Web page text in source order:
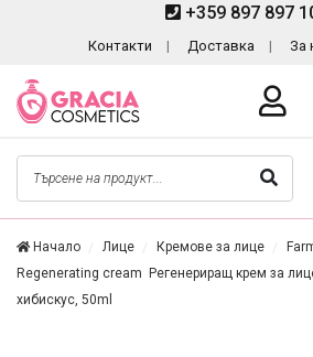
+359 897 897
Контакти Доставка За
Начало Лице Кремове за лице
Regenerating cream Регенериращ крем за
хибискус, 50ml